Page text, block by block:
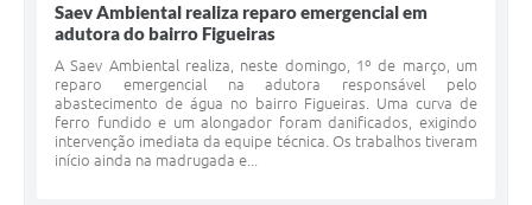
Saev Ambiental realiza reparo emergencial em
adutora do bairro Figueiras
A Saev Ambiental realiza, neste domingo, 1º de março, um
reparo emergencial na adutora responsável pelo
abastecimento de água no bairro Figueiras. Uma curva de
ferro fundido e um alongador foram danificados, exigindo
intervenção imediata da equipe técnica. Os trabalhos tiveram
início ainda na madrugada e...